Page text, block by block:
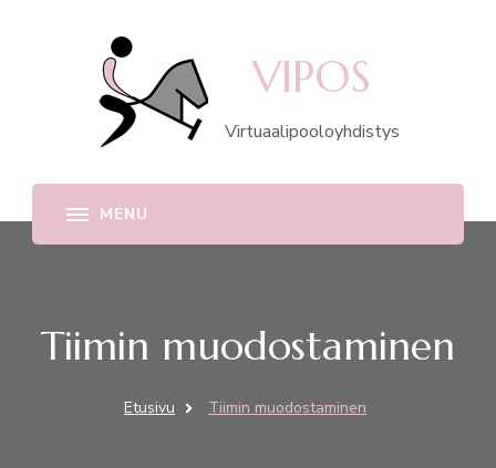
VIPOS
Virtuaalipooloyhdistys
Tiimin muodostaminen
Etusivu Tiimin muodostaminen